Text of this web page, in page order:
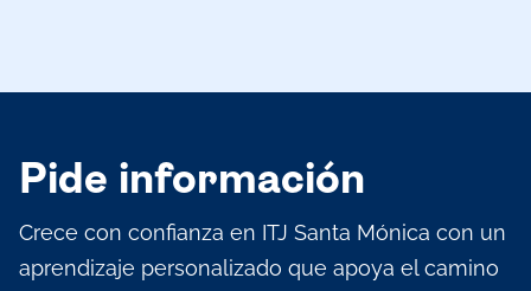
Pide información
Crece con confianza en ITJ Santa Mónica con un
aprendizaje personalizado que apoya el camino